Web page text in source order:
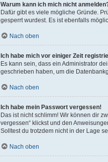
Warum kann ich mich nicht
Dafür gibt es viele mögliche Gründe.
gesperrt wurdest. Es ist ebenfalls
Nach oben
Ich habe mich vor einiger Zeit
Es kann sein, dass ein Administrator
geschrieben haben, um die
Nach oben
Ich habe mein Passwort vergessen!
Das ist nicht schlimm! Wir können dir
vergessen“ klickst und den
Solltest du trotzdem nicht in der Lage
Nach oben